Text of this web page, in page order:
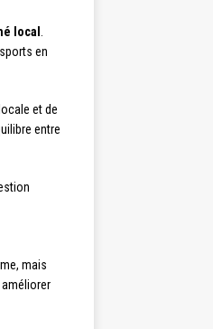
local
en
et de
entre
mais